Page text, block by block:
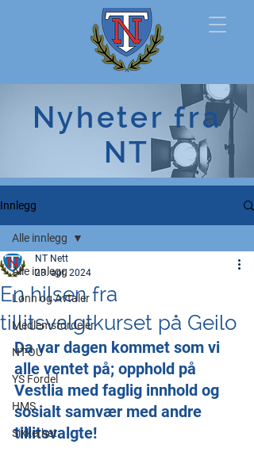
Tollerforbund
Nyheter fra
NT
Innlegg
Alle innlegg
Lønn og Avtaler
Medlemsfordeler
NT-OU
YS Fordel
HMS
Sikkerhet
Alle innlegg
En hilsen fra
tillitsvalgtkurset på Geilo
NT Nett
23. apr. 2024
Da var dagen kommet som vi
alle ventet på; opphold på
Vestlia med faglig innhold og
sosialt samvær med andre
tillitsvalgte!